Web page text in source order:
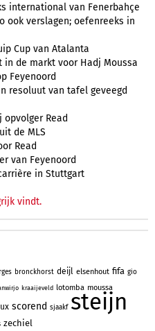
international van Fenerbahçe
ook verslagen; oefenreeks in
Cup van Atalanta
de markt voor Hadj Moussa
Feyenoord
resoluut van tafel geveegd
opvolger Read
de MLS
Read
van Feyenoord
in Stuttgart
vindt.
bronckhorst deijl elsenhout fifa gio
kraaijeveld lotomba moussa
scorend sjaakf steijn
zechiel